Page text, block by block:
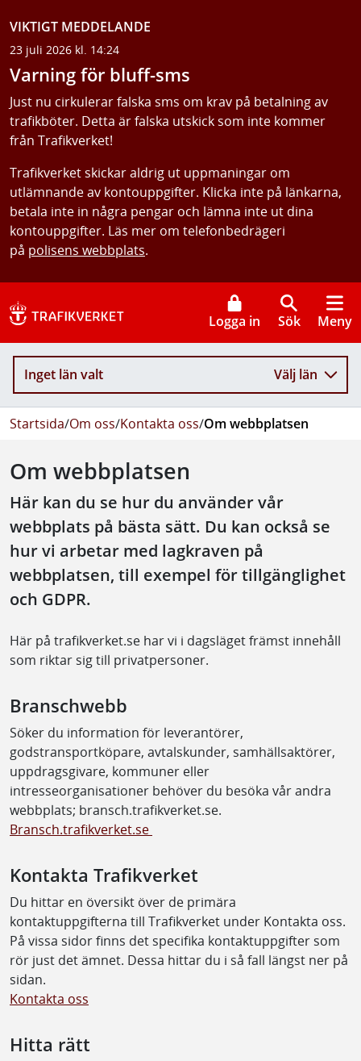
VIKTIGT MEDDELANDE
23 juli 2026 kl. 14:24
Varning för bluff-sms
Just nu cirkulerar falska sms om krav på betalning av
trafikböter. Detta är falska utskick som inte kommer
från Trafikverket!
Trafikverket skickar aldrig ut uppmaningar om
utlämnande av kontouppgifter. Klicka inte på länkarna,
betala inte in några pengar och lämna inte ut dina
kontouppgifter. Läs mer om telefonbedrägeri
på polisens webbplats.
Logga in Sök Meny
Inget län valt Välj län
Startsida/Om oss/Kontakta oss/Om webbplatsen
Om webbplatsen
Här kan du se hur du använder vår
webbplats på bästa sätt. Du kan också se
hur vi arbetar med lagkraven på
webbplatsen, till exempel för tillgänglighet
och GDPR.
Här på trafikverket.se har vi i dagsläget främst innehåll
som riktar sig till privatpersoner.
Branschwebb
Söker du information för leverantörer,
godstransportköpare, avtalskunder, samhällsaktörer,
uppdragsgivare, kommuner eller
intresseorganisationer behöver du besöka vår andra
webbplats; bransch.trafikverket.se.
Bransch.trafikverket.se
Kontakta Trafikverket
Du hittar en översikt över de primära
kontaktuppgifterna till Trafikverket under Kontakta oss.
På vissa sidor finns det specifika kontaktuppgifter som
rör just det ämnet. Dessa hittar du i så fall längst ner på
sidan.
Kontakta oss
Hitta rätt